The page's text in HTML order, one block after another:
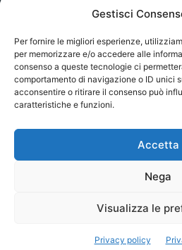
Gestisci
Per fornire le migliori esperienze,
per memorizzare e/o accedere alle
consenso a queste tecnologie ci
comportamento di navigazione o ID unici
acconsentire o ritirare il consenso può
caratteristiche e funzioni.
Accetta
Nega
Visualizza le
Privacy policy
indirettamente, alle Fonti delle
ritenuto responsabile ad alcun titolo
altresì che le notizie segnalate
intendersi in alcun modo di
eccezione degli articoli e dei
© Copyright 2022 - Serverbay.it -
Aggregatore News